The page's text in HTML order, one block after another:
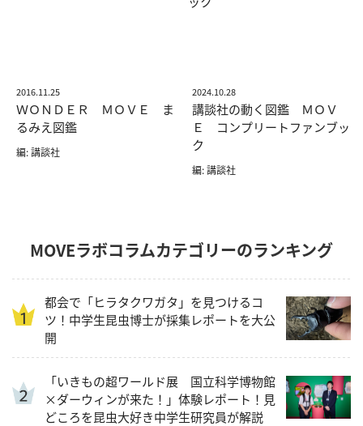
2016.11.25
ＷＯＮＤＥＲ ＭＯＶＥ ま
るみえ図鑑
編: 講談社
2024.10.28
講談社の動く図鑑 ＭＯＶ
Ｅ コンプリートファンブッ
ク
編: 講談社
MOVEラボコラムカテゴリーのランキング
都会で「ヒラタクワガタ」を見つけるコ
ツ！中学生昆虫博士が採集レポートを大公
開
「いきもの超ワールド展 国立科学博物館
×ダーウィンが来た！」体験レポート！見
どころを昆虫大好き中学生研究員が解説